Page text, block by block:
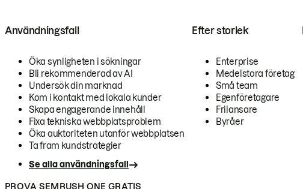
Användningsfall
Öka synligheten i sökningar
Bli rekommenderad av AI
Undersök din marknad
Kom i kontakt med lokala kunder
Skapa engagerande innehåll
Fixa tekniska webbplatsproblem
Öka auktoriteten utanför webbplatsen
Ta fram kundstrategier
Se alla användningsfall
Efter storlek
Enterprise
Medelstora företag
Små team
Egenföretagare
Frilansare
Byråer
PROVA SEMRUSH ONE GRATIS